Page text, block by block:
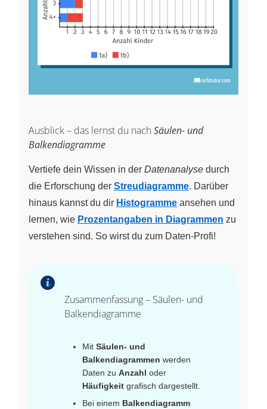
Ausblick – das lernst du nach Säulen- und
Balkendiagramme
Vertiefe dein Wissen in der Datenanalyse durch
die Erforschung der Streudiagramme. Darüber
hinaus kannst du dir Histogramme ansehen und
lernen, wie Prozentangaben in Diagrammen zu
verstehen sind. So wirst du zum Daten‑Profi!
Zusammenfassung – Säulen- und
Balkendiagramme
Mit Säulen- und
Balkendiagrammen werden
Daten zu Anzahl oder
Häufigkeit grafisch dargestellt.
Bei einem Balkendiagramm